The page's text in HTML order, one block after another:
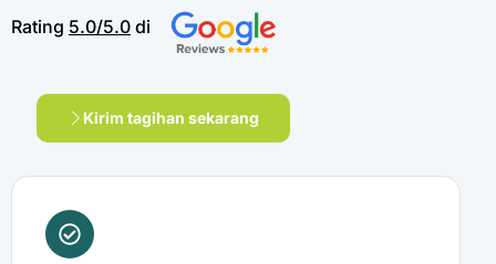
Rating 5.0/5.0 di
Kirim tagihan sekarang